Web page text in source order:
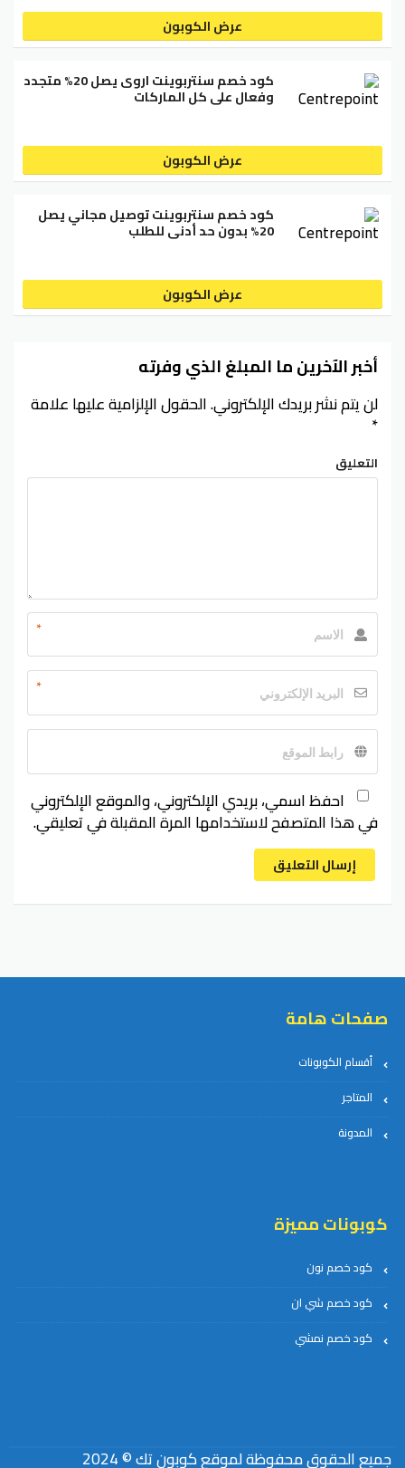
عرض الكوبون
كود خصم سنتربوينت اروى يصل 20% متجدد
وفعال على كل الماركات
عرض الكوبون
كود خصم سنتربوينت توصيل مجاني يصل
20% بدون حد أدنى للطلب
عرض الكوبون
أخبر الآخرين ما المبلغ الذي وفرته
لن يتم نشر بريدك الإلكتروني.الحقول الإلزامية عليها علامة
*
التعليق
*
*
احفظ اسمي، بريدي الإلكتروني، والموقع الإلكتروني
في هذا المتصفح لاستخدامها المرة المقبلة في تعليقي.
إرسال التعليق
صفحات هامة
أقسام الكوبونات
المتاجر
المدونة
كوبونات مميزة
كود خصم نون
كود خصم شي ان
كود خصم نمشي
جميع الحقوق محفوظة لموقع كوبون تك © 2024